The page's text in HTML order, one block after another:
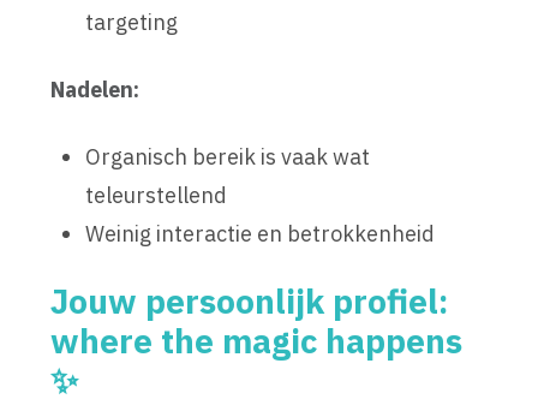
targeting
Nadelen:
Organisch bereik is vaak wat
teleurstellend
Weinig interactie en betrokkenheid
Jouw persoonlijk profiel:
where the magic happens
✨